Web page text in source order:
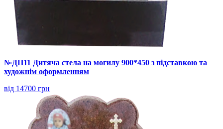
№ДП11 Дитяча стела на могилу 900*450 з підставкою та
художнім оформленням
від 14700 грн